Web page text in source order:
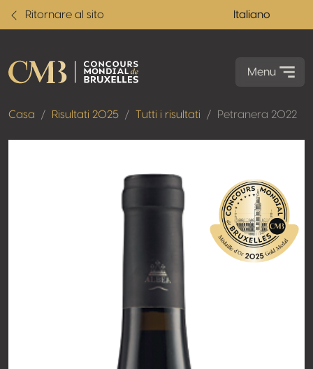
Ritornare al sito Italiano
Menu
Casa Risultati 2025 Tutti i risultati Petranera 2022